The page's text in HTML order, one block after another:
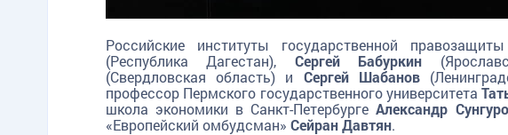
Российские институты государственной
(Республика Дагестан), Сергей Бабуркин
(Свердловская область) и Сергей Шабанов
профессор Пермского государственного университета
школа экономики в Санкт-ПетербургеАлександр
«Европейский омбудсман» Сейран Давтян.